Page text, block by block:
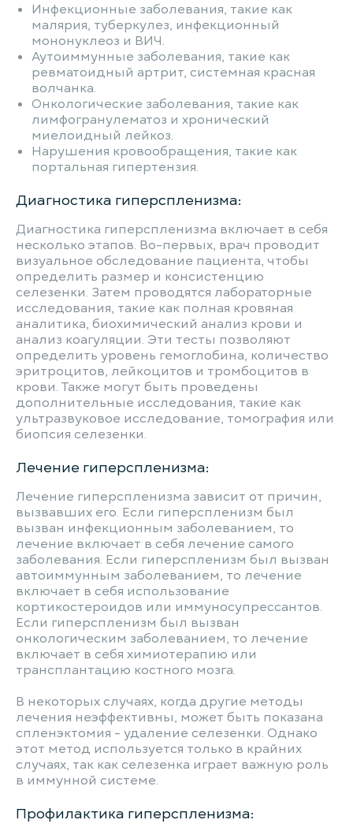
Инфекционные заболевания, такие как
малярия, туберкулез, инфекционный
мононуклеоз и ВИЧ.
Аутоиммунные заболевания, такие как
ревматоидный артрит, системная красная
волчанка.
Онкологические заболевания, такие как
лимфогранулематоз и хронический
миелоидный лейкоз.
Нарушения кровообращения, такие как
портальная гипертензия.
Диагностика гиперспленизма:
Диагностика гиперспленизма включает в себя
несколько этапов. Во-первых, врач проводит
визуальное обследование пациента, чтобы
определить размер и консистенцию
селезенки. Затем проводятся лабораторные
исследования, такие как полная кровяная
аналитика, биохимический анализ крови и
анализ коагуляции. Эти тесты позволяют
определить уровень гемоглобина, количество
эритроцитов, лейкоцитов и тромбоцитов в
крови. Также могут быть проведены
дополнительные исследования, такие как
ультразвуковое исследование, томография или
биопсия селезенки.
Лечение гиперспленизма:
Лечение гиперспленизма зависит от причин,
вызвавших его. Если гиперспленизм был
вызван инфекционным заболеванием, то
лечение включает в себя лечение самого
заболевания. Если гиперспленизм был вызван
автоиммунным заболеванием, то лечение
включает в себя использование
кортикостероидов или иммуносупрессантов.
Если гиперспленизм был вызван
онкологическим заболеванием, то лечение
включает в себя химиотерапию или
трансплантацию костного мозга.
В некоторых случаях, когда другие методы
лечения неэффективны, может быть показана
спленэктомия - удаление селезенки. Однако
этот метод используется только в крайних
случаях, так как селезенка играет важную роль
в иммунной системе.
Профилактика гиперспленизма: